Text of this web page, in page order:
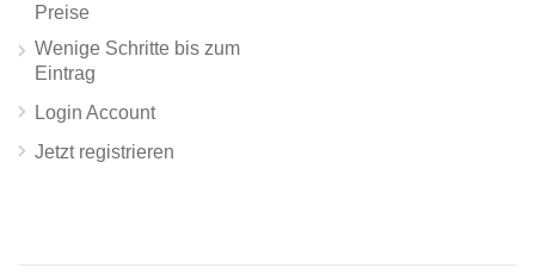
Preise
Wenige Schritte bis zum
Eintrag
Login Account
Jetzt registrieren